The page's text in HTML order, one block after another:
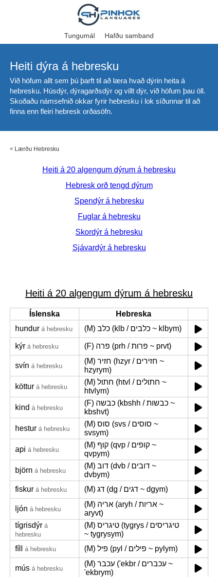
Tungumál Hafðu samband
Heiti dýra á hebresku
Við höfum allt sem þú þarft til að læra hvað dýrin heita á
hebresku. Húsdýr, dýragarðsdýr og villt dýr, við höfum þau öll.
Skoðaðu námsefnið okkar fyrir hebresku í lok síðunnar til að
finna enn fleiri hebresk orðasöfn.
< Lærðu Hebresku
Heiti á 20 algengum dýrum á hebresku
Hebresk orð tengd dýrum
Spendýr á hebresku
Fuglar á hebresku
Skordýr á hebresku
Sjávardýr á hebresku
Heiti á 20 algengum dýrum á hebresku
Íslenska
Hebreska
hundur á hebresku (M) כלב (klb / כלבים ~ klbym)
kýr á hebresku (F) פרה (prh / פרות ~ prvt)
svín á hebresku
(M) חזיר (hzyr / חזירים ~
hzyrym)
köttur á hebresku
(M) חתול (htvl / חתולים ~
htvlym)
kind á hebresku
(F) כבשה (kbshh / כבשות ~
kbshvt)
hestur á hebresku
(M) סוס (svs / סוסים ~
svsym)
api á hebresku
(M) קוף (qvp / קופים ~
qvpym)
björn á hebresku
(M) דוב (dvb / דובים ~
dvbym)
fiskur á hebresku (M) דג (dg / דגים ~ dgym)
ljón á hebresku
(M) אריה (aryh / אריות ~
aryvt)
tígrisdýr á
hebresku
(M) טיגריס (tygrys / טיגריסים
~ tygrysym)
fíll
á hebresku (M) פיל (pyl / פילים ~ pylym)
mús á hebresku
(M) עכבר ('ekbr / עכברים ~
'ekbrym)